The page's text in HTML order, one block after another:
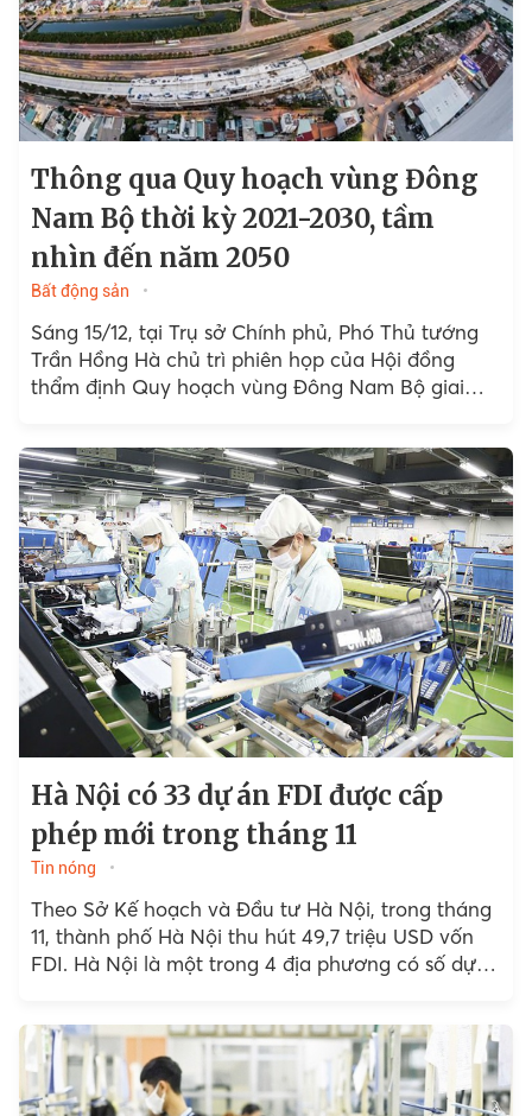
Thông qua Quy hoạch vùng Đông
Nam Bộ thời kỳ 2021-2030, tầm
nhìn đến năm 2050
Bất động sản
Sáng 15/12, tại Trụ sở Chính phủ, Phó Thủ tướng
Trần Hồng Hà chủ trì phiên họp của Hội đồng
thẩm định Quy hoạch vùng Đông Nam Bộ giai
Hà Nội có 33 dự án FDI được cấp
phép mới trong tháng 11
Tin nóng
Theo Sở Kế hoạch và Đầu tư Hà Nội, trong tháng
11, thành phố Hà Nội thu hút 49,7 triệu USD vốn
FDI. Hà Nội là một trong 4 địa phương có số dự